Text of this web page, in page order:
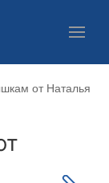
от Наталья